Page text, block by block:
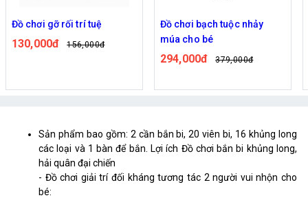
Đồ chơi gỡ rối trí tuệ
130,000đ 156,000đ
Đồ chơi bạch tuộc nhảy
múa cho bé
294,000đ 379,000đ
Sản phẩm bao gồm: 2 cần bắn bi, 20 viên bi, 16 khủng long
các loại và 1 bàn để bắn. Lợi ích Đồ chơi bắn bi khủng long,
hải quân đại chiến
- Đồ chơi giải trí đối kháng tương tác 2 người vui nhộn cho
bé: